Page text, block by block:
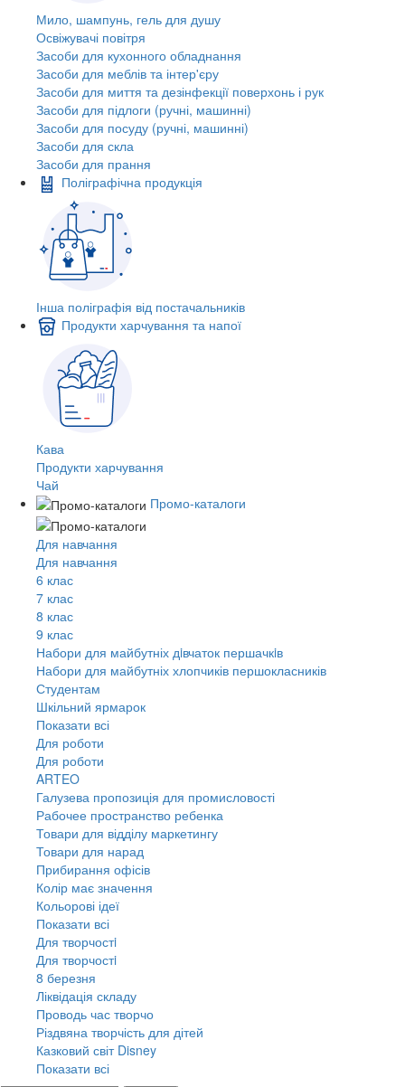
Мило, шампунь, гель для душу
Освіжувачі повітря
Засоби для кухонного обладнання
Засоби для меблів та інтер'єру
Засоби для миття та дезінфекції поверхонь і рук
Засоби для підлоги (ручні, машинні)
Засоби для посуду (ручні, машинні)
Засоби для скла
Засоби для прання
Поліграфічна продукція
Інша поліграфія від постачальників
Продукти харчування та напої
Кава
Продукти харчування
Чай
Промо-каталоги
Для навчання
Для навчання
6 клас
7 клас
8 клас
9 клас
Набори для майбутніх дiвчаток першачкiв
Набори для майбутніх хлопчиків першокласників
Студентам
Шкільний ярмарок
Показати всі
Для роботи
Для роботи
ARTEO
Галузева пропозиція для промисловості
Рабочее пространство ребенка
Товари для відділу маркетингу
Товари для нарад
Прибирання офісів
Колір має значення
Кольорові ідеї
Показати всі
Для творчостi
Для творчостi
8 березня
Ліквідація складу
Проводь час творчо
Різдвяна творчість для дітей
Казковий світ Disney
Показати всі